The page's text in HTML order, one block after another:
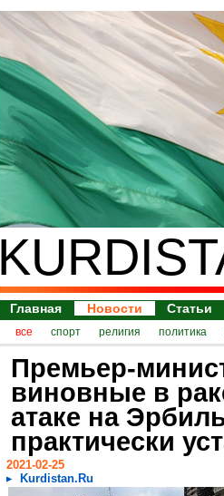
Главная Новости Статьи
все спорт религия политика
Премьер-
виновные в
атаке на
практически
2021-02-25
Kurdistan.Ru